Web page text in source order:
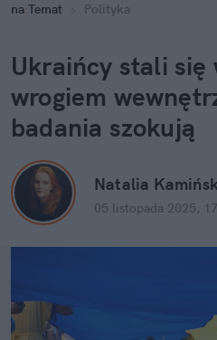
Rozrywka
na:Temat Polityka
Ukraińcy stali się
wrogiem
badania szokują
Natalia
05 listopada 2025,